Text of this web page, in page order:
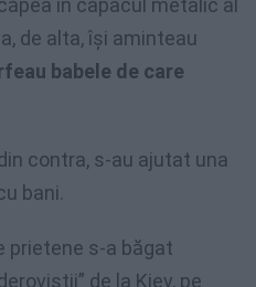
în capacul metalic al
de alta, îşi aminteau
babele de care
contra, s-au ajutat una
bani.
prietene s-a băgat
de la Kiev, pe